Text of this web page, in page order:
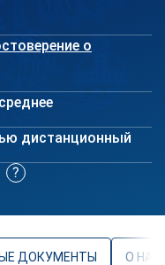
о
дистанционный
ДОКУМЕНТЫ О